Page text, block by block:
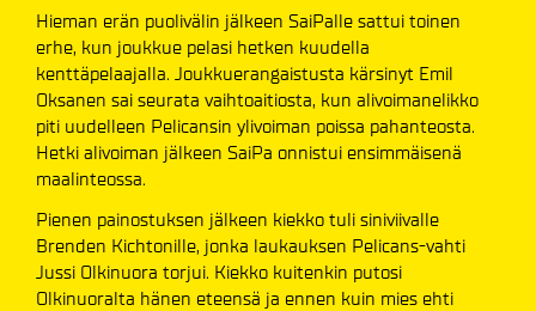
Hieman erän puolivälin jälkeen SaiPalle sattui toinen
erhe, kun joukkue pelasi hetken kuudella
kenttäpelaajalla. Joukkuerangaistusta kärsinyt Emil
Oksanen sai seurata vaihtoaitiosta, kun alivoimanelikko
piti uudelleen Pelicansin ylivoiman poissa pahanteosta.
Hetki alivoiman jälkeen SaiPa onnistui ensimmäisenä
maalinteossa.
Pienen painostuksen jälkeen kiekko tuli siniviivalle
Brenden Kichtonille, jonka laukauksen Pelicans-vahti
Jussi Olkinuora torjui. Kiekko kuitenkin putosi
Olkinuoralta hänen eteensä ja ennen kuin mies ehti